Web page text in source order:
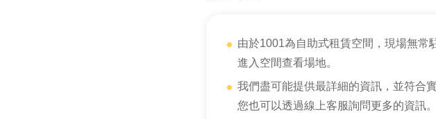
由於1001為自助式租賃空間，現場無常
進入空間查看場地。
我們盡可能提供最詳細的資訊，並符合
您也可以透過線上客服詢問更多的資訊。